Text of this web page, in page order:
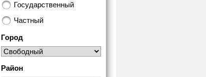
Государственный
Частный
Город
Район